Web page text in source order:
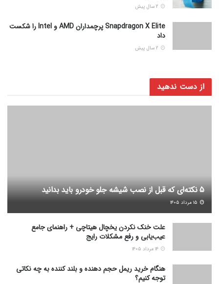
Snapdragon X Elite پرچمداران AMD و Intel را شکست
داد
از دست ندهید
5 نکته‌ای که قبل از نصب شیشه جلو خودرو باید بدانید
علت خنک نکردن یخچال هیتاچی + راهنمای جامع
عیب‌یابی و رفع مشکلات رایج
هنگام خرید ریمل حجم دهنده و بلند کننده به چه نکاتی
توجه کنیم؟